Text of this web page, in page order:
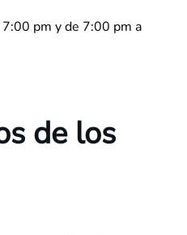
pm y de 7:00 pm a
de los